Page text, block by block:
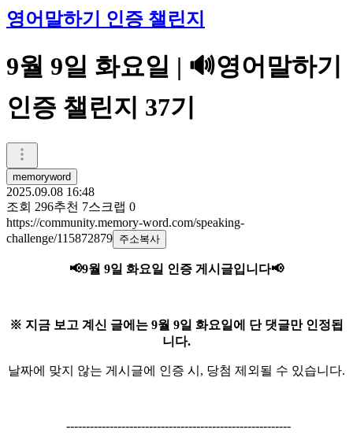
영어말하기 인증 챌린지
9월 9일 화요일 | 🔊영어말하기
인증 챌린지 37기
memoryword
2025.09.08 16:48
조회 296추천 7스크랩 0
https://community.memory-word.com/speaking-
challenge/115872879 주소복사
📢9월 9일 화요일 인증 게시글입니다📢
※ 지금 보고 계신 글에는 9월 9일 화요일에 단 댓글만 인정됩
니다.
날짜에 맞지 않는 게시글에 인증 시, 당첨 제외될 수 있습니다.
---------------------------------------------------------